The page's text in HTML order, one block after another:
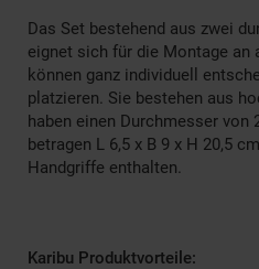
Das Set bestehend aus zwei
eignet sich für die Montage an
können ganz individuell
platzieren. Sie bestehen aus
haben einen Durchmesser von
betragen L 6,5 x B 9 x H 20,5
Handgriffe enthalten.
Karibu Produktvorteile: